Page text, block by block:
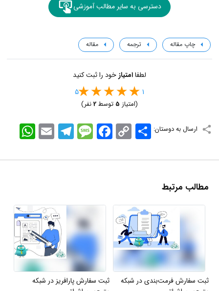
دسترسی به سایر مطالب آموزشی
چاپ مقاله ترجمه مقاله
لطفاامتیاز خود را ثبت کنید
1
5
(امتیاز 5 توسط2نفر)
ارسال به دوستان: WhatsApp EmailTelegramMessageFacebook Copy
Link
اشتراک
مطالب مرتبط
ثبت سفارش فرمت‌بندی در شبکه
ثبت سفارش پارافریز در شبکه